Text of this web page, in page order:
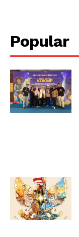
Popular